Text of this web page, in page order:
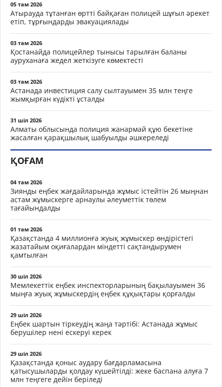
05 там 2026
Атырауда тұтанған өртті байқаған полицей шұғыл әрекет
етіп, тұрғындарды эвакуациялады
03 там 2026
Қостанайда полицейлер тынысы тарылған баланы
ауруханаға жедел жеткізуге көмектесті
03 там 2026
Астанада инвестиция салу сылтауымен 35 млн теңге
жымқырған күдікті ұсталды
31 шіл 2026
Алматы облысында полиция жанармай құю бекетіне
жасалған қарақшылық шабуылды әшкереледі
ҚОҒАМ
04 там 2026
Зиянды еңбек жағдайларында жұмыс істейтін 26 мыңнан
астам жұмыскерге арнаулы әлеуметтік төлем
тағайындалды
01 там 2026
Қазақстанда 4 миллионға жуық жұмыскер өндірістегі
жазатайым оқиғалардан міндетті сақтандырумен
қамтылған
30 шіл 2026
Мемлекеттік еңбек инспекторларының бақылауымен 36
мыңға жуық жұмыскердің еңбек құқықтары қорғалды
29 шіл 2026
Еңбек шартын тіркеудің жаңа тәртібі: Астанада жұмыс
берушілер нені ескеруі керек
29 шіл 2026
Қазақстанда қоныс аудару бағдарламасына
қатысушыларды қолдау күшейтілді: жеке баспана алуға 7
млн теңгеге дейін беріледі